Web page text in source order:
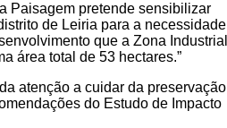
Paisagem pretende sensibilizar
de Leiria para a necessidade
que a Zona Industrial
área total de 53 hectares.”
atenção a cuidar da preservação
do Estudo de Impacto